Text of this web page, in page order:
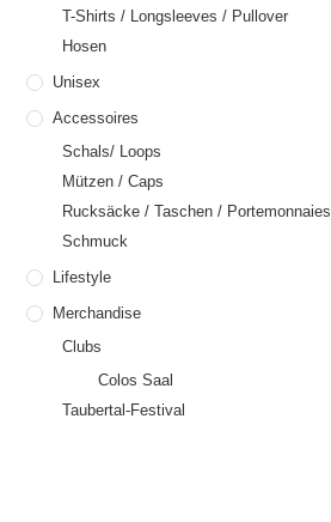
T-Shirts / Longsleeves / Pullover
Hosen
Unisex
Accessoires
Schals/ Loops
Mützen / Caps
Rucksäcke / Taschen / Portemonnaies
Schmuck
Lifestyle
Merchandise
Clubs
Colos Saal
Taubertal-Festival